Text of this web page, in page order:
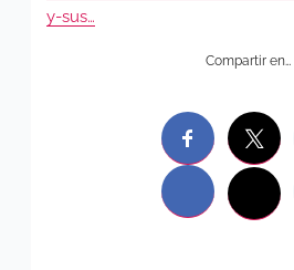
y-sus…
Compartir en…